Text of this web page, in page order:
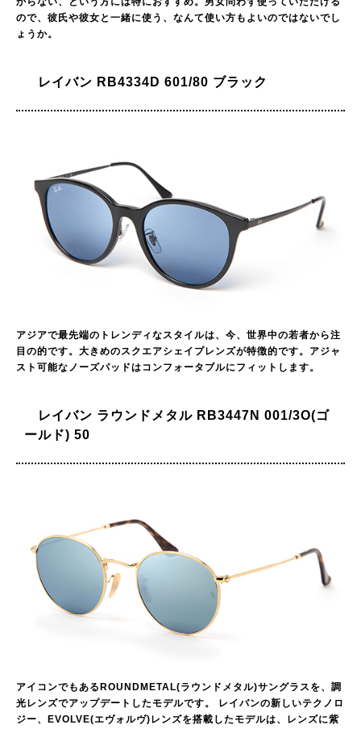
ので、彼氏や彼女と一緒に使う、なんて使い方もよいのではないでし
ょうか。
レイバン RB4334D 601/80 ブラック
アジアで最先端のトレンディなスタイルは、今、世界中の若者から注
目の的です。大きめのスクエアシェイプレンズが特徴的です。アジャ
スト可能なノーズパッドはコンフォータブルにフィットします。
レイバン ラウンドメタル RB3447N 001/3O(ゴ
ールド) 50
アイコンでもあるROUNDMETAL(ラウンドメタル)サングラスを、調
光レンズでアップデートしたモデルです。 レイバンの新しいテクノロ
ジー、EVOLVE(エヴォルヴ)レンズを搭載したモデルは、レンズに紫